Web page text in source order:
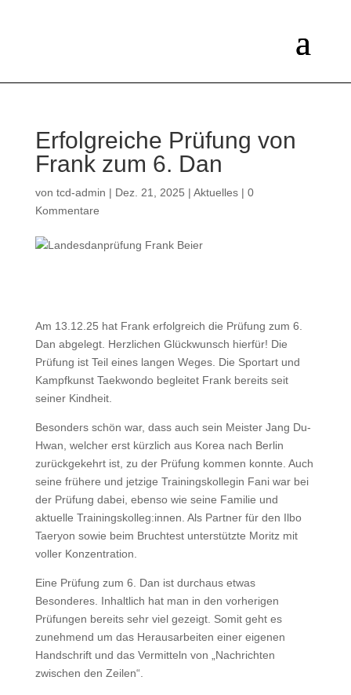
Erfolgreiche Prüfung von
Frank zum 6. Dan
von tcd-admin | Dez. 21, 2025 | Aktuelles| 0
Kommentare
Am 13.12.25 hat Frank erfolgreich die Prüfung zum 6.
Dan abgelegt. Herzlichen Glückwunsch hierfür! Die
Prüfung ist Teil eines langen Weges. Die Sportart und
Kampfkunst Taekwondo begleitet Frank bereits seit
seiner Kindheit.
Besonders schön war, dass auch sein Meister Jang Du-
Hwan, welcher erst kürzlich aus Korea nach Berlin
zurückgekehrt ist, zu der Prüfung kommen konnte. Auch
seine frühere und jetzige Trainingskollegin Fani war bei
der Prüfung dabei, ebenso wie seine Familie und
aktuelle Trainingskolleg:innen. Als Partner für den Ilbo
Taeryon sowie beim Bruchtest unterstützte Moritz mit
voller Konzentration.
Eine Prüfung zum 6. Dan ist durchaus etwas
Besonderes. Inhaltlich hat man in den vorherigen
Prüfungen bereits sehr viel gezeigt. Somit geht es
zunehmend um das Herausarbeiten einer eigenen
Handschrift und das Vermitteln von „Nachrichten
zwischen den Zeilen“.